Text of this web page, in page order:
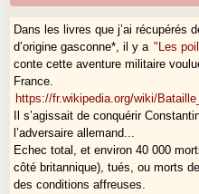
Dans les livres que j’ai récupérés
d’origine gasconne*, il y a "Les
conte cette aventure militaire
France.
https://fr.wikipedia.org/wiki/
Il s’agissait de conquérir
l’adversaire allemand...
Echec total, et environ 40 000
côté britannique), tués, ou morts
des conditions affreuses.